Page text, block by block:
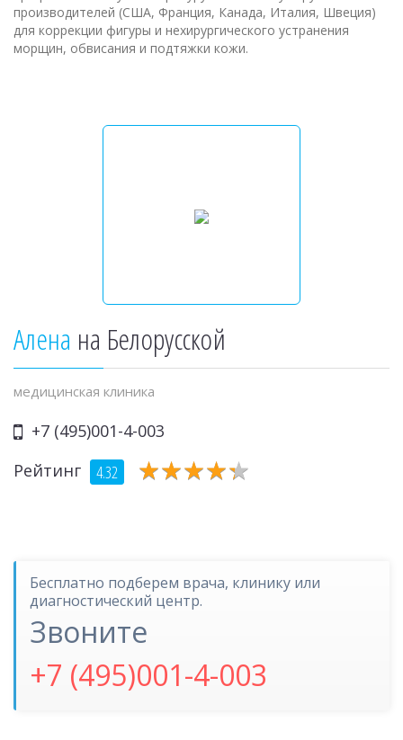
производителей (США, Франция, Канада, Италия, Швеция)
для коррекции фигуры и нехирургического устранения
морщин, обвисания и подтяжки кожи.
Алена на Белорусской
медицинская клиника
+7 (495)001-4-003
Рейтинг
4.32 ★★★★★
★★★★★
Бесплатно подберем врача, клинику или
диагностический центр.
Звоните
+7 (495)001-4-003